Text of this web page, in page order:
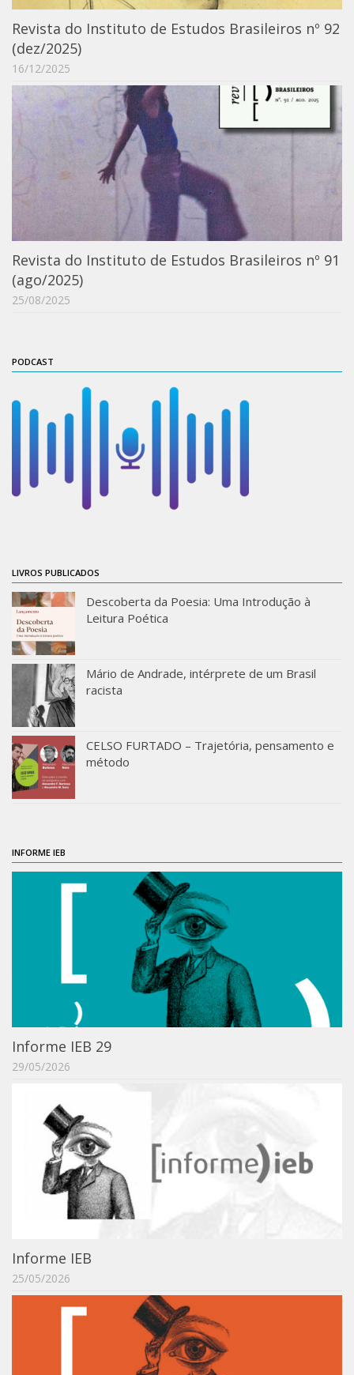
Exposições Passadas
Aquisição de Acervo
Educativo
Exposições
Guia do IEB
Reprodução
Extroversão
Projeto Brasil-África
Projeto Brasil Ciência
Dicionários
Educação em Fronteiras
Portal de Literatura de Cordel
Plataforma Modernismo
Ver – Anita Malfatti
Graduação
Sobre a Graduação
Disciplinas
2° semestre
Aluno Especial
ProgramaUSP 60+
Pós-Graduação
Sobre a Pós
Regulamentos
Exame de Qualificação
Depósito da Dissertação
Dissertação Corrigida
Orientadores / Credenciamentos
Credenciamento / Recredenciamento de Disciplina
Notícias da Pós
Aluno Especial
Dissertações Defendidas
2° semestre
Informações aos Alunos
Revista do Instituto de Estudos Brasileiros nº 92
(dez/2025)
16/12/2025
Revista do Instituto de Estudos Brasileiros nº 91
(ago/2025)
25/08/2025
PODCAST
LIVROS PUBLICADOS
Descoberta da Poesia: Uma Introdução à
Leitura Poética
Mário de Andrade, intérprete de um Brasil
racista
CELSO FURTADO – Trajetória, pensamento e
método
INFORME IEB
Informe IEB 29
29/05/2026
Informe IEB
25/05/2026